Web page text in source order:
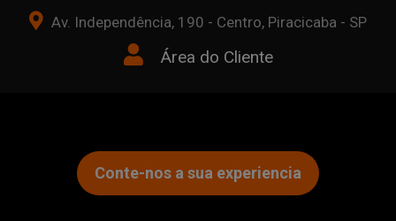
Av. Independência, 190 - Centro, Piracicaba - SP
Área do Cliente
Conte-nos a sua experiencia